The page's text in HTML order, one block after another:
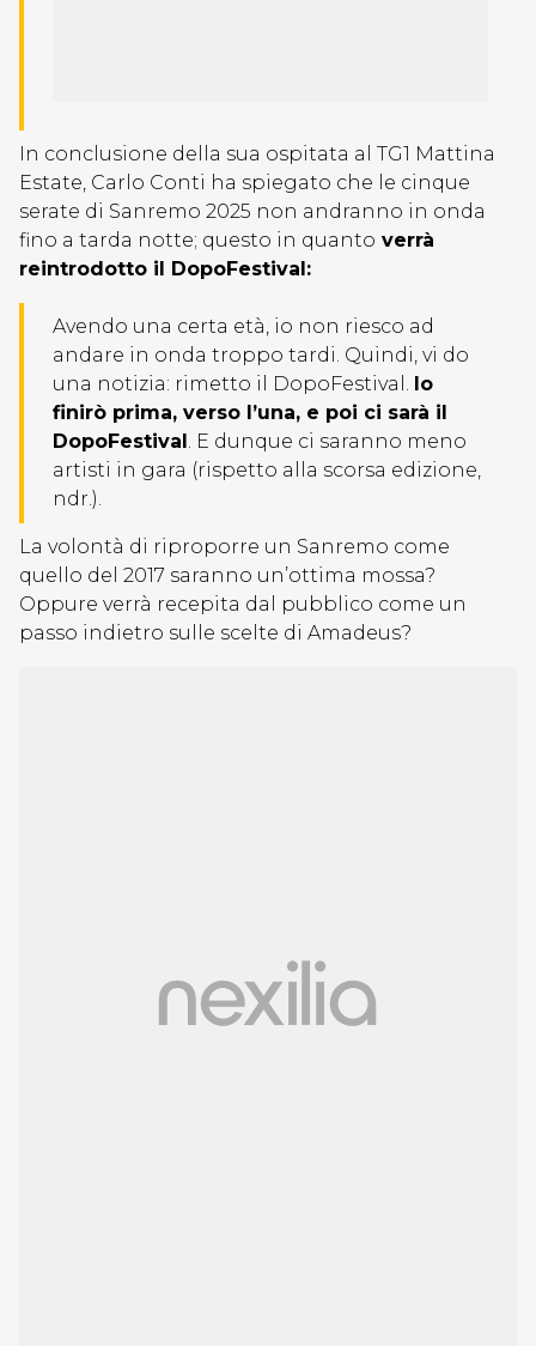
In conclusione della sua ospitata al TG1 Mattina
Estate, Carlo Conti ha spiegato che le cinque
serate di Sanremo 2025 non andranno in onda
fino a tarda notte; questo in quanto verrà
reintrodotto il DopoFestival:
Avendo una certa età, io non riesco ad
andare in onda troppo tardi. Quindi, vi do
una notizia: rimetto il DopoFestival. Io
finirò prima, verso l’una, e poi ci sarà il
DopoFestival. E dunque ci saranno meno
artisti in gara (rispetto alla scorsa edizione,
ndr.).
La volontà di riproporre un Sanremo come
quello del 2017 saranno un’ottima mossa?
Oppure verrà recepita dal pubblico come un
passo indietro sulle scelte di Amadeus?